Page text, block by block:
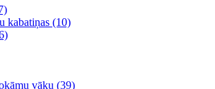
kabatiņas (10)
vāku (39)